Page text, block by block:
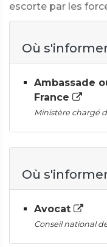
escorte par les
Où
Ambassade
France
Ministère chargé
Où
Avocat
Conseil national